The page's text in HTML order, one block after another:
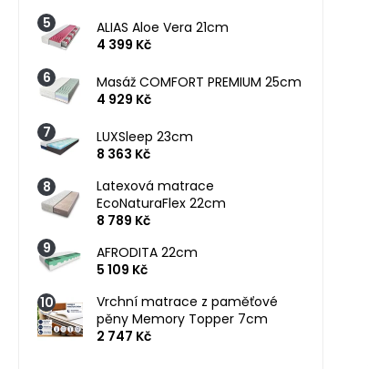
ALIAS Aloe Vera 21cm
4 399 Kč
Masáž COMFORT PREMIUM 25cm
4 929 Kč
LUXSleep 23cm
8 363 Kč
Latexová matrace
EcoNaturaFlex 22cm
8 789 Kč
AFRODITA 22cm
5 109 Kč
Vrchní matrace z paměťové
pěny Memory Topper 7cm
2 747 Kč